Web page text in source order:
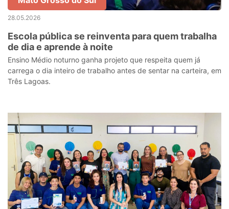
28.05.2026
Escola pública se reinventa para quem trabalha
de dia e aprende à noite
Ensino Médio noturno ganha projeto que respeita quem já
carrega o dia inteiro de trabalho antes de sentar na carteira, em
Três Lagoas.